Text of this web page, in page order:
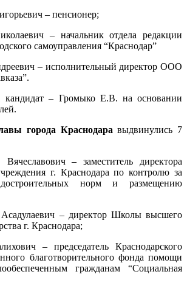
– пенсионер;
– начальник отдела редакции
самоуправления “Краснодар”
– исполнительный директор ООО
кандидат – Громыко Е.В. на основании
города Краснодара выдвинулись 7
– заместитель директора
г. Краснодара по контролю за
норм и размещению
Асадулаевич – директор Школы высшего
г. Краснодара;
– председатель Краснодарского
благотворительного фонда помощи
гражданам “Социальная